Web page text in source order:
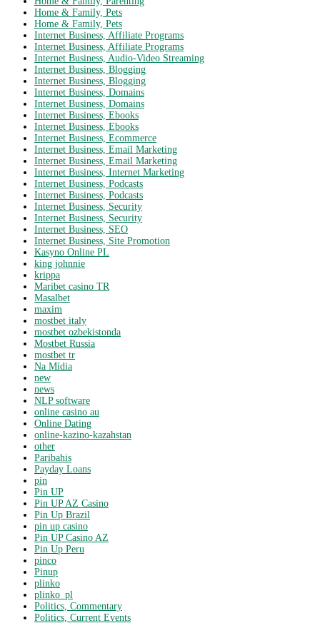
Home & Family, Pets
Home & Family, Pets
Internet Business, Affiliate Programs
Internet Business, Affiliate Programs
Internet Business, Audio-Video Streaming
Internet Business, Blogging
Internet Business, Blogging
Internet Business, Domains
Internet Business, Domains
Internet Business, Ebooks
Internet Business, Ebooks
Internet Business, Ecommerce
Internet Business, Email Marketing
Internet Business, Email Marketing
Internet Business, Internet Marketing
Internet Business, Podcasts
Internet Business, Podcasts
Internet Business, Security
Internet Business, Security
Internet Business, SEO
Internet Business, Site Promotion
Kasyno Online PL
king johnnie
krippa
Maribet casino TR
Masalbet
maxim
mostbet italy
mostbet ozbekistonda
Mostbet Russia
mostbet tr
Na Mídia
new
news
NLP software
online casino au
Online Dating
online-kazino-kazahstan
other
Paribahis
Payday Loans
pin
Pin UP
Pin UP AZ Casino
Pin Up Brazil
pin up casino
Pin UP Casino AZ
Pin Up Peru
pinco
Pinup
plinko
plinko_pl
Politics, Commentary
Politics, Current Events